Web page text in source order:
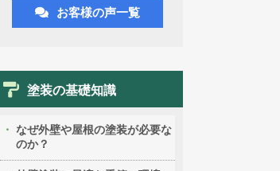
お客様の声一覧
塗装の基礎知識
なぜ外壁や屋根の塗装が必要な
のか？